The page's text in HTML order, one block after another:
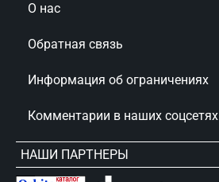
О нас
Обратная связь
Информация об ограничениях
Комментарии в наших соцсетях
НАШИ ПАРТНЕРЫ